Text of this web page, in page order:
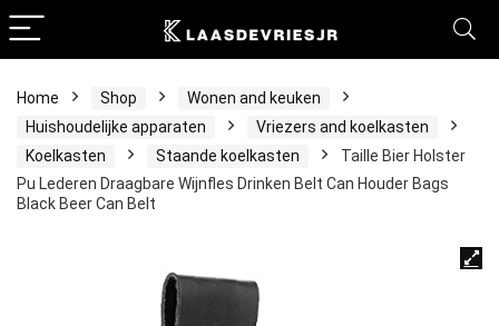
Home Shop
Wonen and keuken
Huishoudelijke apparaten
Vriezers and koelkasten
Koelkasten
Staande koelkasten
Taille Bier Holster
Pu Lederen Draagbare Wijnfles Drinken Belt Can Houder Bags
Black Beer Can Belt